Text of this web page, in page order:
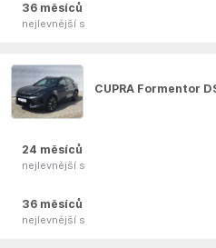
36 měsíců
nejlevnější s
CUPRA Formentor
24 měsíců
nejlevnější s
36 měsíců
nejlevnější s